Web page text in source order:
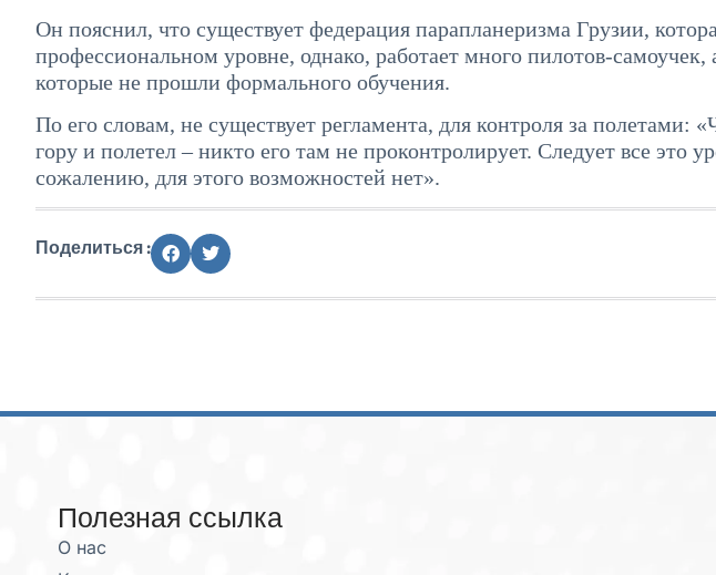
Он пояснил, что существует федерация парапланеризма Грузии,
профессиональном уровне, однако, работает много пилотов-
которые не прошли формального обучения.
По его словам, не существует регламента, для контроля за полетами:
гору и полетел – никто его там не проконтролирует. Следует все это
сожалению, для этого возможностей нет».
Поделиться :
Полезная ссылка
О нас